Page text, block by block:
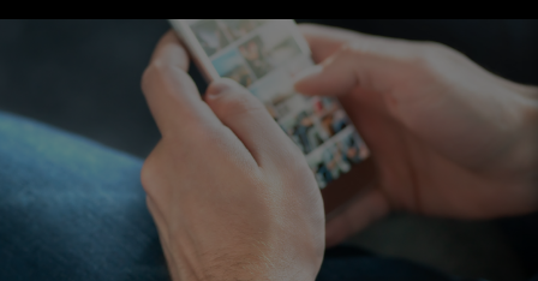
iPadOS
Android
Windows 10
Windows 11